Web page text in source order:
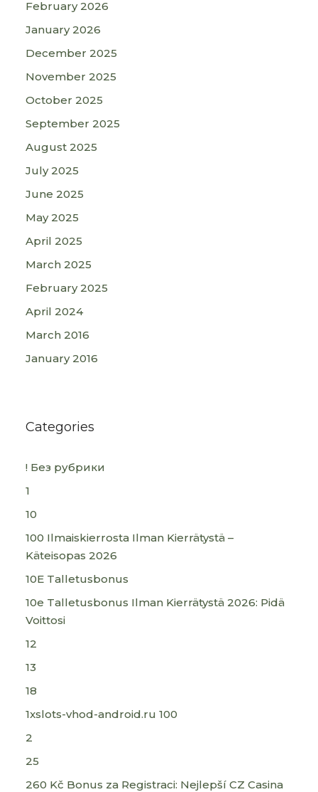
February 2026
January 2026
December 2025
November 2025
October 2025
September 2025
August 2025
July 2025
June 2025
May 2025
April 2025
March 2025
February 2025
April 2024
March 2016
January 2016
Categories
! Без рубрики
1
10
100 Ilmaiskierrosta Ilman Kierrätystä –
Käteisopas 2026
10E Talletusbonus
10e Talletusbonus Ilman Kierrätystä 2026: Pidä
Voittosi
12
13
18
1xslots-vhod-android.ru 100
2
25
260 Kč Bonus za Registraci: Nejlepší CZ Casina